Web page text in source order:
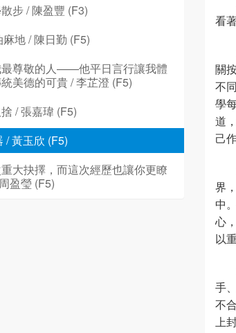
步 / 陳盈豐 (F3)
地 / 陳日勤 (F5)
尊敬的人——他平日言行讓我體
美德的可貴 / 李芷澄 (F5)
/ 張嘉瑋 (F5)
/ 黃玉欣 (F5)
大抉擇，而這次經歷也讓你更瞭
盈瑩 (F5)
看
關
不
學
道
己
界
中
心
以
手
不
上